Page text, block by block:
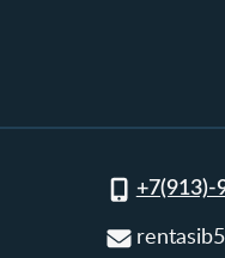
+7(913)-